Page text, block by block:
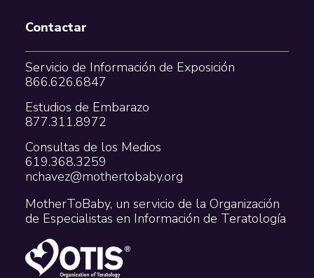
Contactar
Servicio de Información de Exposición
866.626.6847
Estudios de Embarazo
877.311.8972
Consultas de los Medios
619.368.3259
nchavez@mothertobaby.org
MotherToBaby, un servicio de la Organización
de Especialistas en Información de Teratología